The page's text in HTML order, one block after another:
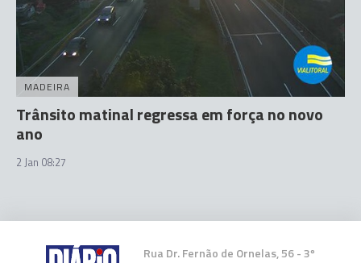
MADEIRA
Trânsito matinal regressa em força no novo
ano
2 Jan 08:27
Rua Dr. Fernão de Ornelas, 56 - 3º